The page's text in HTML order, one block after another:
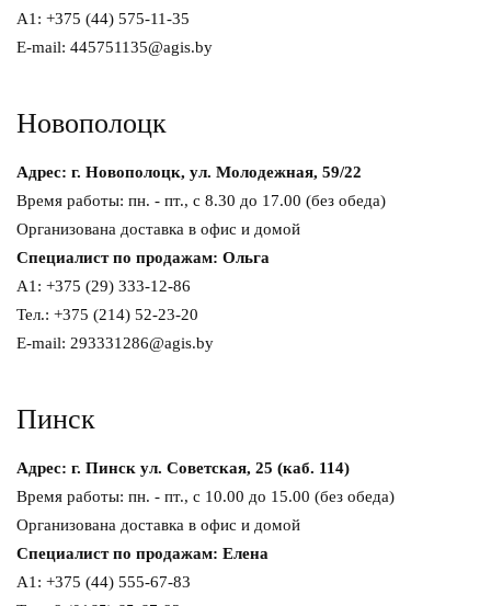
A1: +375 (44) 575-11-35
E-mail: 445751135@agis.by
Новополоцк
Адрес: г. Новополоцк, ул. Молодежная, 59/22
Время работы: пн. - пт., с 8.30 до 17.00 (без обеда)
Организована доставка в офис и домой
Специалист по продажам: Ольга
A1: +375 (29) 333-12-86
Тел.: +375 (214) 52-23-20
E-mail: 293331286@agis.by
Пинск
Адрес: г. Пинск ул. Советская, 25 (каб. 114)
Время работы: пн. - пт., с 10.00 до 15.00 (без обеда)
Организована доставка в офис и домой
Специалист по продажам: Елена
A1: +375 (44) 555-67-83